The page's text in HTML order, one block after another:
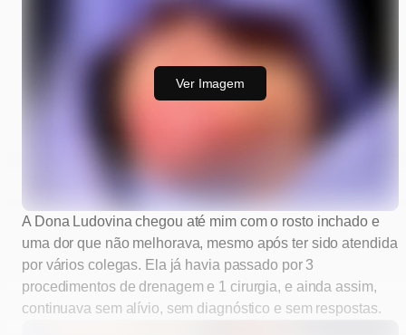
Ver Imagem
A Dona Ludovina chegou até mim com o rosto inchado e
uma dor que não melhorava, mesmo após ter sido atendida
por vários colegas. Ela já havia passado por 3
procedimentos de drenagem e 1 cirurgia, e ainda assim,
continuava sem alívio, sem diagnóstico e sem respostas.